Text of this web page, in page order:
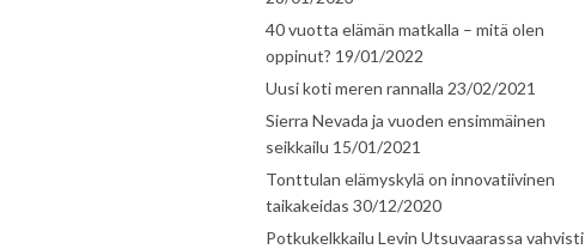
40 vuotta elämän matkalla – mitä olen
oppinut? 19/01/2022
Uusi koti meren rannalla 23/02/2021
Sierra Nevada ja vuoden ensimmäinen
seikkailu 15/01/2021
Tonttulan elämyskylä on innovatiivinen
taikakeidas 30/12/2020
Potkukelkkailu Levin Utsuvaarassa vahvisti